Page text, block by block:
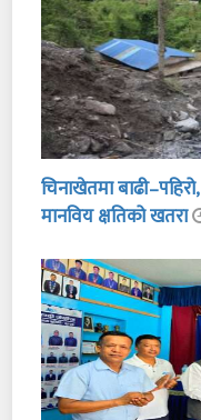
चिनाखेतमा
मानविय क्षतिको खतरा